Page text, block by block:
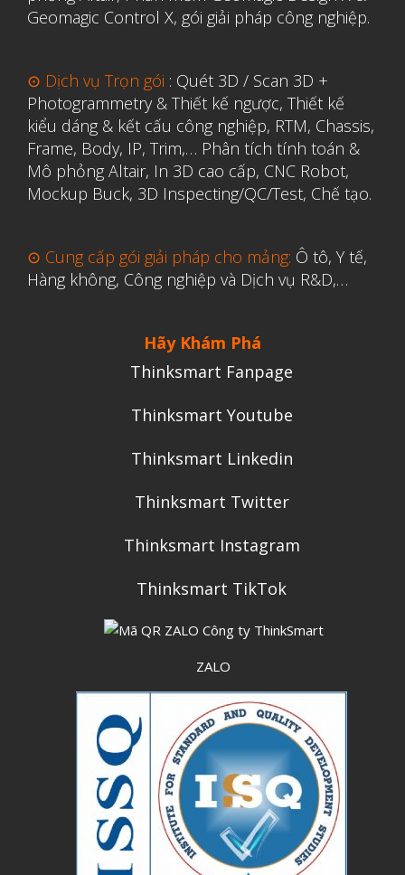
Geomagic Control X, gói giải pháp công nghiệp.
⊙ Dịch vụ Trọn gói : Quét 3D / Scan 3D +
Photogrammetry & Thiết kế ngược, Thiết kế
kiểu dáng & kết cấu công nghiệp, RTM, Chassis,
Frame, Body, IP, Trim,… Phân tích tính toán &
Mô phỏng Altair, In 3D cao cấp, CNC Robot,
Mockup Buck, 3D Inspecting/QC/Test, Chế tạo.
⊙ Cung cấp gói giải pháp cho mảng: Ô tô, Y tế,
Hàng không, Công nghiệp và Dịch vụ R&D,…
Hãy Khám Phá
Thinksmart Fanpage
Thinksmart Youtube
Thinksmart Linkedin
Thinksmart Twitter
Thinksmart Instagram
Thinksmart TikTok
ZALO